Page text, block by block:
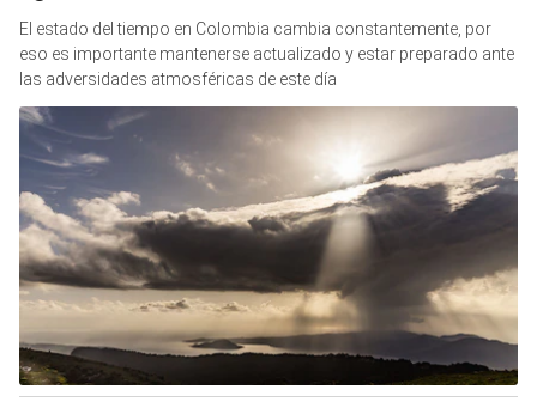
El estado del tiempo en Colombia cambia constantemente, por
eso es importante mantenerse actualizado y estar preparado ante
las adversidades atmosféricas de este día